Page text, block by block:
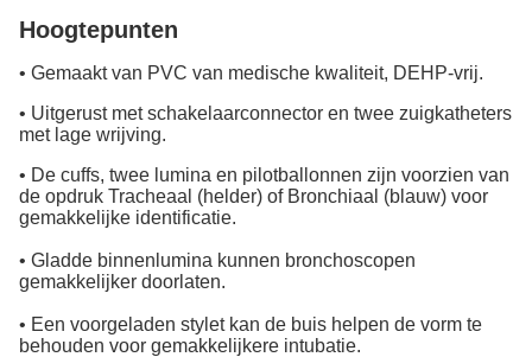
Hoogtepunten
• Gemaakt van PVC van medische kwaliteit, DEHP-vrij.
• Uitgerust met schakelaarconnector en twee zuigkatheters
met lage wrijving.
• De cuffs, twee lumina en pilotballonnen zijn voorzien van
de opdruk Tracheaal (helder) of Bronchiaal (blauw) voor
gemakkelijke identificatie.
• Gladde binnenlumina kunnen bronchoscopen
gemakkelijker doorlaten.
• Een voorgeladen stylet kan de buis helpen de vorm te
behouden voor gemakkelijkere intubatie.